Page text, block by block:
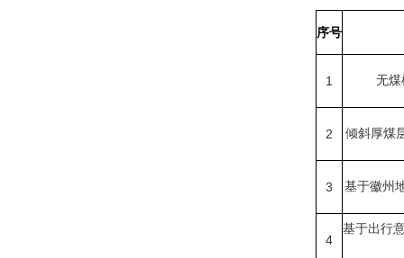
序号
1 无煤
2 倾斜厚煤
3 基于徽州
4
基于出行